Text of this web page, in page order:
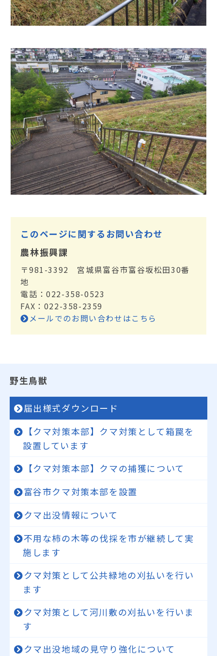
このページに関するお問い合わせ
農林振興課
〒981-3392 宮城県富谷市富谷坂松田30番
地
電話：022-358-0523
FAX：022-358-2359
メールでのお問い合わせはこちら
野生鳥獣
届出様式ダウンロード
【クマ対策本部】クマ対策として箱罠を
設置しています
【クマ対策本部】クマの捕獲について
富谷市クマ対策本部を設置
クマ出没情報について
不用な柿の木等の伐採を市が継続して実
施します
クマ対策として公共緑地の刈払いを行い
ます
クマ対策として河川敷の刈払いを行いま
す
クマ出没地域の見守り強化について